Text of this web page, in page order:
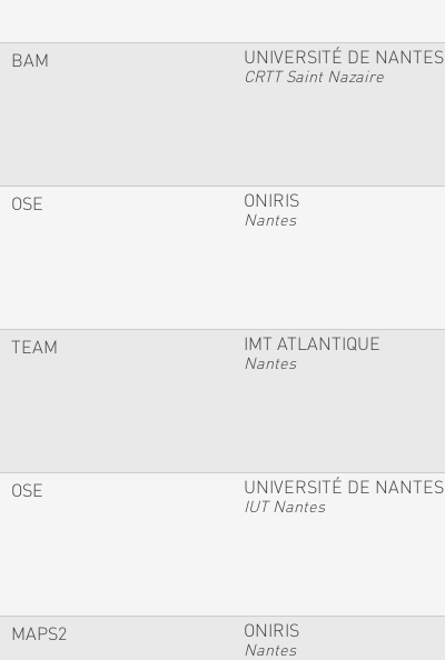
BAM UNIVERSITÉ DE NANTES
CRTT Saint Nazaire
OSE ONIRIS
Nantes
TEAM IMT ATLANTIQUE
Nantes
OSE UNIVERSITÉ DE NANTES
IUT Nantes
MAPS2 ONIRIS
Nantes